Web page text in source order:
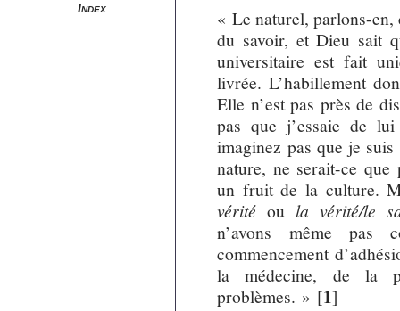
Index
« Le naturel, parlons-en,
du savoir, et Dieu sait
universitaire est fait
livrée. L’habillement
Elle n’est pas près de
pas que j’essaie de
imaginez pas que je
nature, ne serait-ce que
un fruit de la culture.
vérité oula vérité/le
n’avons même pas
commencement
la médecine, de la
problèmes. » [1]